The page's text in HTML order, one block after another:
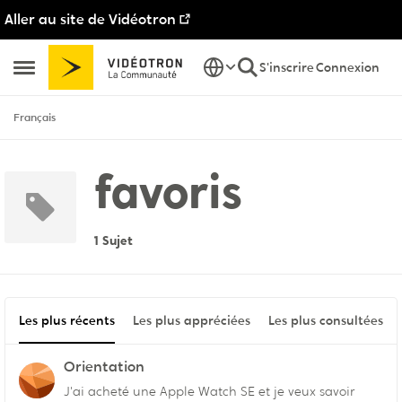
Aller au site de Vidéotron
Ouvrir Menu Latéral
Passer au contenu
S'inscrireConnexion
Français
favoris
1 Sujet
Les plus récents Les plus appréciées Les plus consultées
Orientation
J'ai acheté une Apple Watch SE et je veux savoir